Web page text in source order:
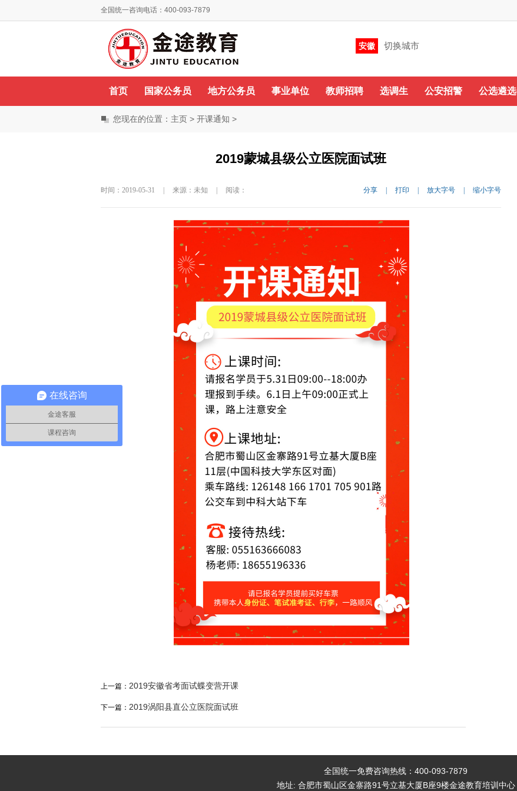
全国统一咨询电话：400-093-7879
你好，欢迎来到金途教育！
QQ群
QQ群：479852545 288714547
安徽 切换城市
首页 国家公务员 地方公务员 事业单位 教师招聘 选调生 公安招警 公选遴选
您现在的位置： 主页 > 开课通知 >
2019蒙城县级公立医院面试班
时间：2019-05-31 来源：未知 阅读： 分享 打印 放大字号 缩小字号
上一篇： 2019安徽省考面试蝶变营开课
下一篇： 2019涡阳县直公立医院面试班
全国统一免费咨询热线：400-093-7879
地址: 合肥市蜀山区金寨路91号立基大厦B座9楼金途教育培训中心
在线咨询
金途客服
课程咨询